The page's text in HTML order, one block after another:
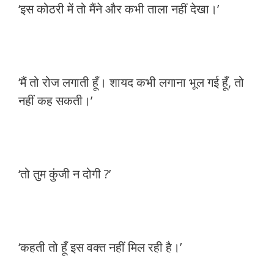
‘इस कोठरी में तो मैंने और कभी ताला नहीं देखा।’
‘मैं तो रोज लगाती हूँ। शायद कभी लगाना भूल गई हूँ, तो
नहीं कह सकती।’
‘तो तुम कुंजी न दोगी ?’
‘कहती तो हूँ इस वक्त नहीं मिल रही है।’